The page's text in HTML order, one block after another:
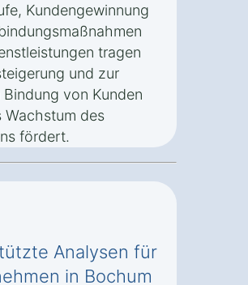
Kundengewinnung
tragen
und zur
von Kunden
Wachstum des
fördert.
Analysen für
in Bochum